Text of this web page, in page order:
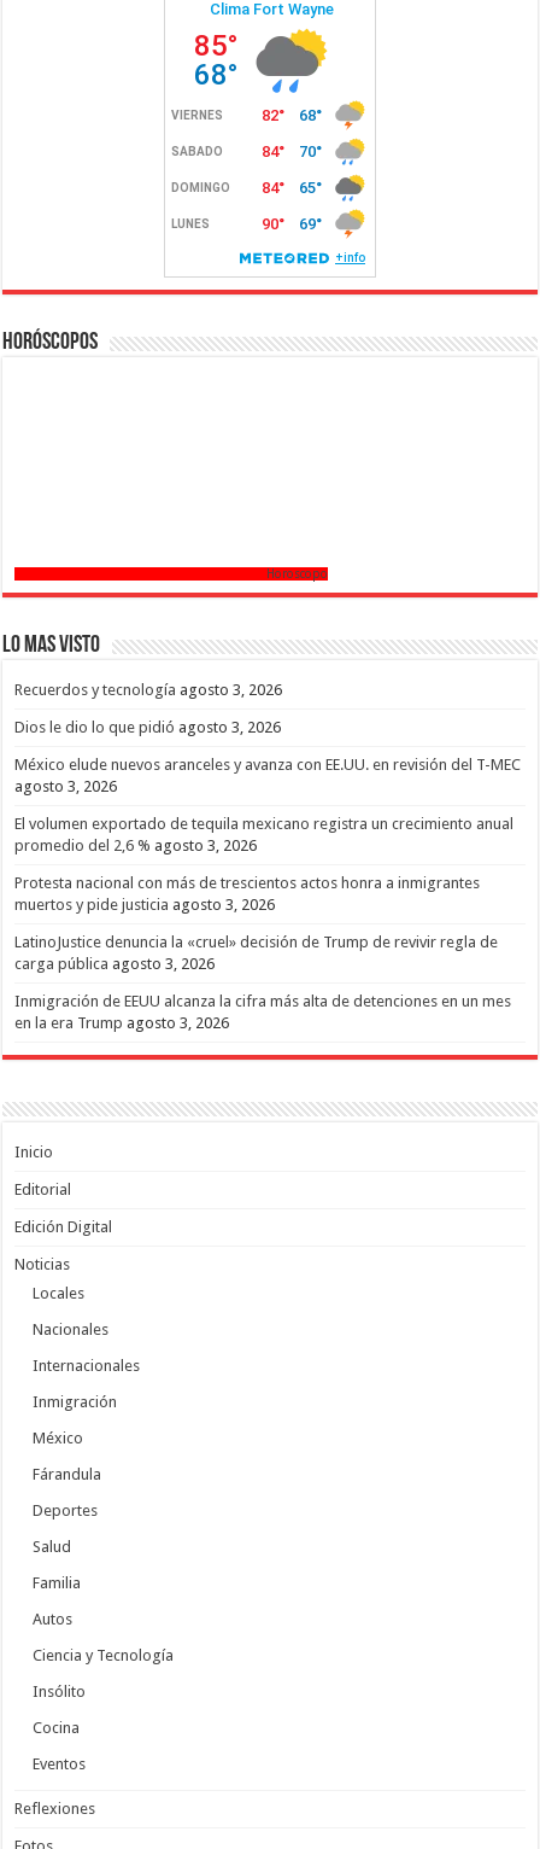
Horóscopos
Horoscopo
Lo mas Visto
Recuerdos y tecnología agosto 3, 2026
Dios le dio lo que pidió agosto 3, 2026
México elude nuevos aranceles y avanza con EE.UU. en revisión del T-MEC
agosto 3, 2026
El volumen exportado de tequila mexicano registra un crecimiento anual
promedio del 2,6 % agosto 3, 2026
Protesta nacional con más de trescientos actos honra a inmigrantes
muertos y pide justicia agosto 3, 2026
LatinoJustice denuncia la «cruel» decisión de Trump de revivir regla de
carga pública agosto 3, 2026
Inmigración de EEUU alcanza la cifra más alta de detenciones en un mes
en la era Trump agosto 3, 2026
Inicio
Editorial
Edición Digital
Noticias
Locales
Nacionales
Internacionales
Inmigración
México
Fárandula
Deportes
Salud
Familia
Autos
Ciencia y Tecnología
Insólito
Cocina
Eventos
Reflexiones